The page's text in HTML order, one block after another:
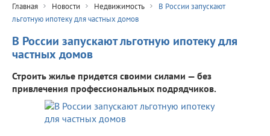
Главная Новости Недвижимость
В России запускают
льготную ипотеку для частных домов
В России запускают льготную ипотеку для
частных домов
Строить жилье придется своими силами — без
привлечения профессиональных подрядчиков.